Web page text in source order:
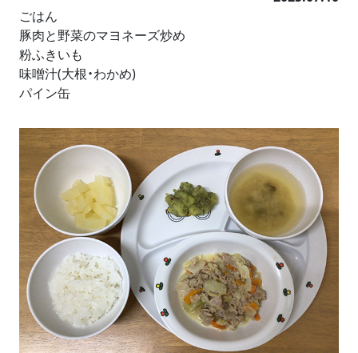
ごはん
豚肉と野菜のマヨネーズ炒め
粉ふきいも
味噌汁(大根・わかめ)
パイン缶